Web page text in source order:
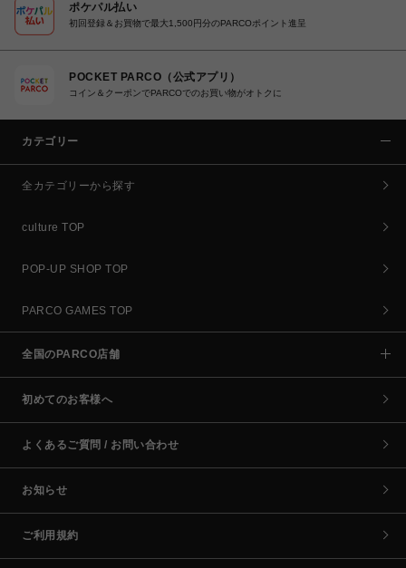
ポケパル払い
初回登録＆お買物で最大1,500円分のPARCOポイント進呈
POCKET PARCO（公式アプリ）
コイン＆クーポンでPARCOでのお買い物がオトクに
カテゴリー
全カテゴリーから探す
culture TOP
POP-UP SHOP TOP
PARCO GAMES TOP
全国のPARCO店舗
初めてのお客様へ
よくあるご質問 / お問い合わせ
お知らせ
ご利用規約